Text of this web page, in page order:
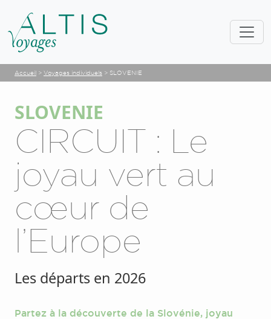
Accueil > Voyages individuels > SLOVENIE
SLOVENIE
CIRCUIT : Le
joyau vert au
cœur de
l’Europe
Les départs en 2026
Partez à la découverte de la Slovénie, joyau